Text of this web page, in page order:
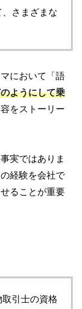
さまざまな
において「語
ようにして乗
をストーリー
実ではありま
経験を会社で
ることが重要
引士の資格